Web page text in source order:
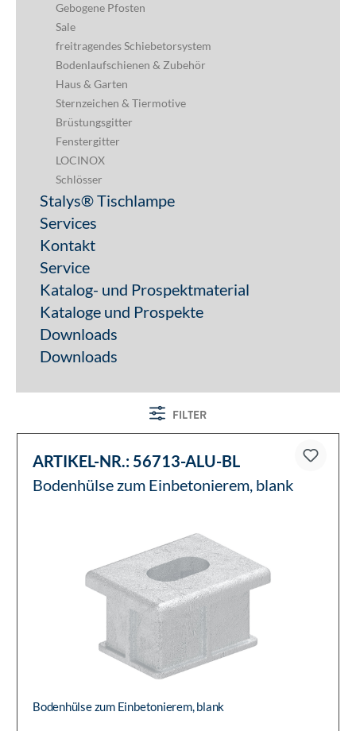
Gebogene Pfosten
Sale
freitragendes Schiebetorsystem
Bodenlaufschienen & Zubehör
Haus & Garten
Sternzeichen & Tiermotive
Brüstungsgitter
Fenstergitter
LOCINOX
Schlösser
Stalys® Tischlampe
Services
Kontakt
Service
Katalog- und Prospektmaterial
Kataloge und Prospekte
Downloads
Downloads
FILTER
ARTIKEL-NR.: 56713-ALU-BL
Bodenhülse zum Einbetonierem, blank
Bodenhülse zum Einbetonierem, blank